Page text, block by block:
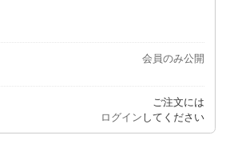
会員のみ公開
ご注文には
ログイン してください